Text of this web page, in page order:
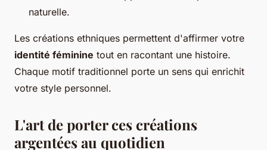
naturelle.
Les créations ethniques permettent d'affirmer votre
identité féminine tout en racontant une histoire.
Chaque motif traditionnel porte un sens qui enrichit
votre style personnel.
L'art de porter ces créations
argentées au quotidien